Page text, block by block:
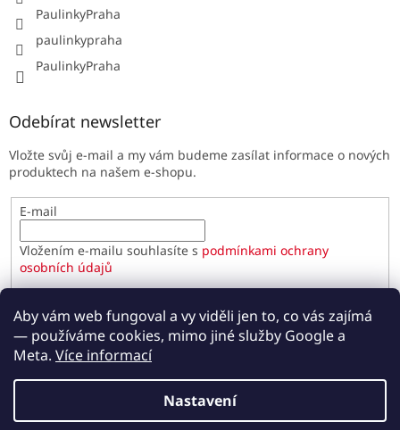
Aby vám web fungoval a vy viděli jen to, co vás zajímá
— používáme cookies, mimo jiné služby Google a
Meta. Více informací
Nastavení
PaulinkyPraha
paulinkypraha
PaulinkyPraha
Odebírat newsletter
Vložte svůj e-mail a my vám budeme zasílat informace o nových
produktech na našem e-shopu.
E-mail
Vložením e-mailu souhlasíte s podmínkami ochrany
osobních údajů
PŘIHLÁSIT SE